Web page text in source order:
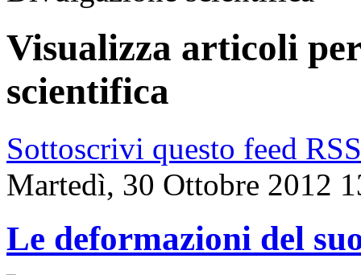
Visualizza articoli
scientifica
Sottoscrivi questo feed RSS
Martedì, 30 Ottobre 2012
Le deformazioni del